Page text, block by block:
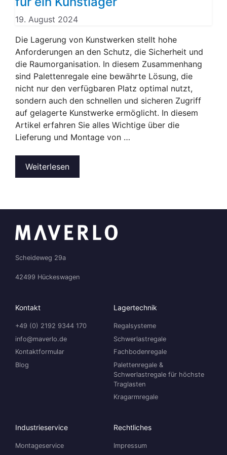
19. August 2024
Die Lagerung von Kunstwerken stellt hohe
Anforderungen an den Schutz, die Sicherheit und
die Raumorganisation. In diesem Zusammenhang
sind Palettenregale eine bewährte Lösung, die
nicht nur den verfügbaren Platz optimal nutzt,
sondern auch den schnellen und sicheren Zugriff
auf gelagerte Kunstwerke ermöglicht. In diesem
Artikel erfahren Sie alles Wichtige über die
Lieferung und Montage von …
Weiterlesen
Scheideweg 29a
42499 Hückeswagen
Kontakt
+49 (0) 2192 9344 170
info@maverlo.de
Kontaktformular
Blog
Lagertechnik
Regalsysteme
Schwerlastregale
Fachbodenregale
Palettenregale &
Schwerlastregale für höchste
Traglasten
Kragarmregale
Industrieservice
Montageservice
Rechtliches
Impressum